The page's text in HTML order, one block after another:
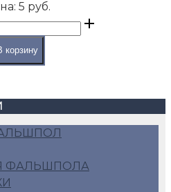
5 руб.
корзину
ФАЛЬШПОЛА